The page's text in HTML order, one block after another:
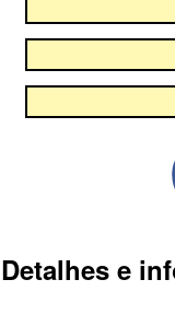
Detalhes e